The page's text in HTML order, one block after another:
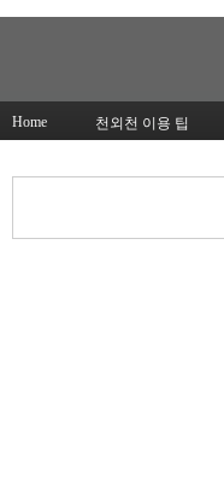
Home 천외천 이용 팁